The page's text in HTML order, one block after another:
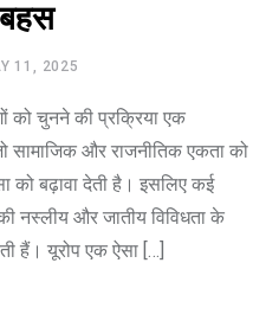
बहस
11, 2025
को चुनने की प्रक्रिया एक
सामाजिक और राजनीतिक एकता को
को बढ़ावा देती है। इसलिए कई
नस्लीय और जातीय विविधता के
हैं। यूरोप एक ऐसा […]